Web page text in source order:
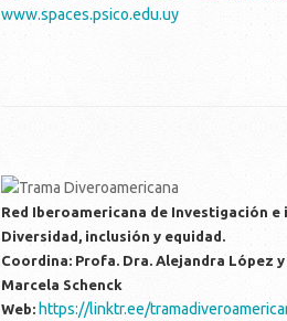
www.spaces.psico.edu.uy
Red Iberoamericana de Investigación e
Diversidad, inclusión y equidad.
Coordina: Profa. Dra. Alejandra López
Marcela Schenck
Web: https://linktr.ee/